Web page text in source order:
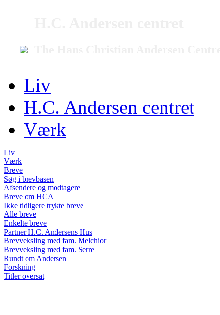
Liv
H.C. Andersen centret
Værk
Liv
Værk
Breve
Søg i brevbasen
Afsendere og modtagere
Breve om HCA
Ikke tidligere trykte breve
Alle breve
Enkelte breve
Partner H.C. Andersens Hus
Brevveksling med fam. Melchior
Brevveksling med fam. Serre
Rundt om Andersen
Forskning
Titler oversat